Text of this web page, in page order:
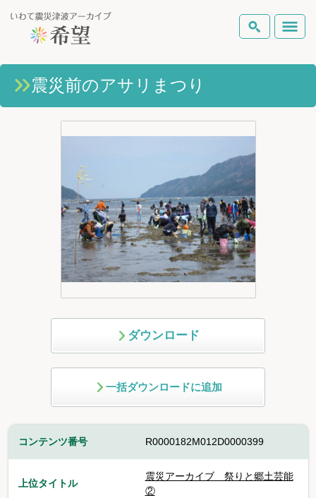
いわて震災津波アーカイブとは
ピックアップコンテンツ
Foreign Laguage
震災前のアサリまつり
ダウンロード
一括ダウンロードに追加
コンテンツ番号 R0000182M012D0000399
上位タイトル
震災アーカイブ 祭りと郷土芸能
②